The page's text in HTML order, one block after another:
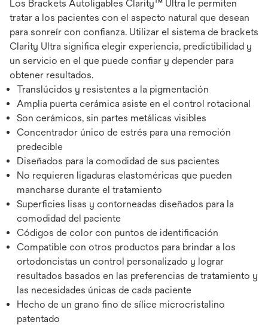
Los Brackets Autoligables Clarity™ Ultra le permiten
tratar a los pacientes con el aspecto natural que desean
para sonreír con confianza. Utilizar el sistema de brackets
Clarity Ultra significa elegir experiencia, predictibilidad y
un servicio en el que puede confiar y depender para
obtener resultados.
Translúcidos y resistentes a la pigmentación
Amplia puerta cerámica asiste en el control rotacional
Son cerámicos, sin partes metálicas visibles
Concentrador único de estrés para una remoción
predecible
Diseñados para la comodidad de sus pacientes
No requieren ligaduras elastoméricas que pueden
mancharse durante el tratamiento
Superficies lisas y contorneadas diseñados para la
comodidad del paciente
Códigos de color con puntos de identificación
Compatible con otros productos para brindar a los
ortodoncistas un control personalizado y lograr
resultados basados en las preferencias de tratamiento y
las necesidades únicas de cada paciente
Hecho de un grano fino de sílice microcristalino
patentado